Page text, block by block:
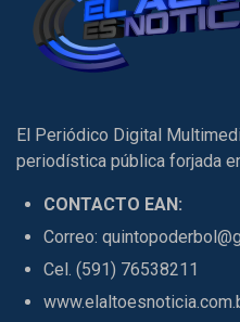
El Periódico Digital
periodística pública forjada
CONTACTO EAN:
Correo:
Cel. (591) 76538211